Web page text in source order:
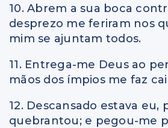
10. Abrem a sua boca
desprezo me feriram nos
mim se ajuntam todos.
11. Entrega-me Deus ao
mãos dos ímpios me faz
12. Descansado estava eu,
quebrantou; e pegou-me